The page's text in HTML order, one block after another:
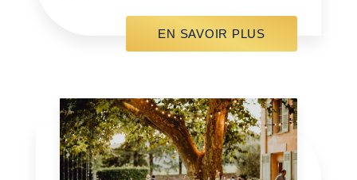
EN SAVOIR PLUS